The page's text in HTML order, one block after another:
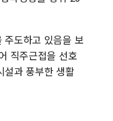
주도하고 있음을 보
직주근접을 선호
설과 풍부한 생활